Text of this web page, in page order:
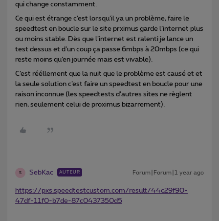
qui change constamment.
Ce qui est étrange c’est lorsqu’il ya un problème, faire le
speedtest en boucle sur le site prximus garde l’internet plus
ou moins stable. Dès que l’internet est ralenti je lance un
test dessus et d’un coup ça passe 6mbps à 20mbps (ce qui
reste moins qu’en journée mais est vivable).
C’est rééllement que la nuit que le problème est causé et et
la seule solution c’est faire un speedtest en boucle pour une
raison inconnue (les speedtests d’autres sites ne règlent
rien, seulement celui de proximus bizarrement).
S SebKac AUTEUR Forum|Forum|1 year ago
https://pxs.speedtestcustom.com/result/44c29f90-
47df-11f0-b7de-87c0437350d5